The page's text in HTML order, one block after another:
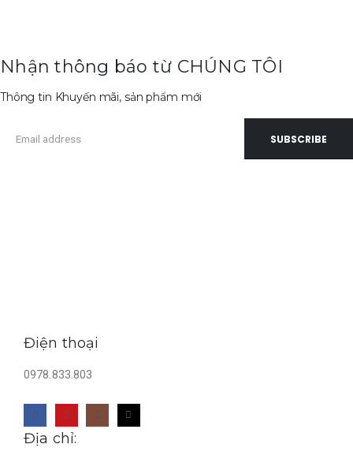
Nhận thông báo từ CHÚNG TÔI
Thông tin Khuyến mãi, sản phẩm mới
Điện thoại
0978.833.803
Địa chỉ: